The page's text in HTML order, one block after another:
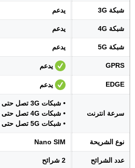
شبكة 3G يدعم
شبكة 4G يدعم
شبكة 5G يدعم
GPRS يدعم
EDGE يدعم
سرعة انترنت
• شبكات 3G تصل حتى 42 ميجابت
• شبكات 4G تصل حتى 1.2 جيجابت
• شبكات 5G تصل حتى 5.0 جيجابايت
نوع الشريحة Nano SIM
عدد الشرائح 2 شرائح